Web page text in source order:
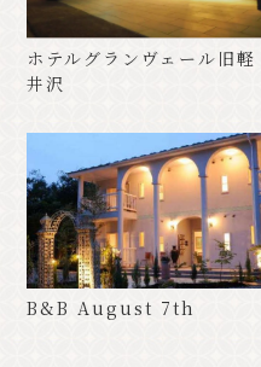
ホテルグランヴェール旧軽
井沢
B&B August 7th